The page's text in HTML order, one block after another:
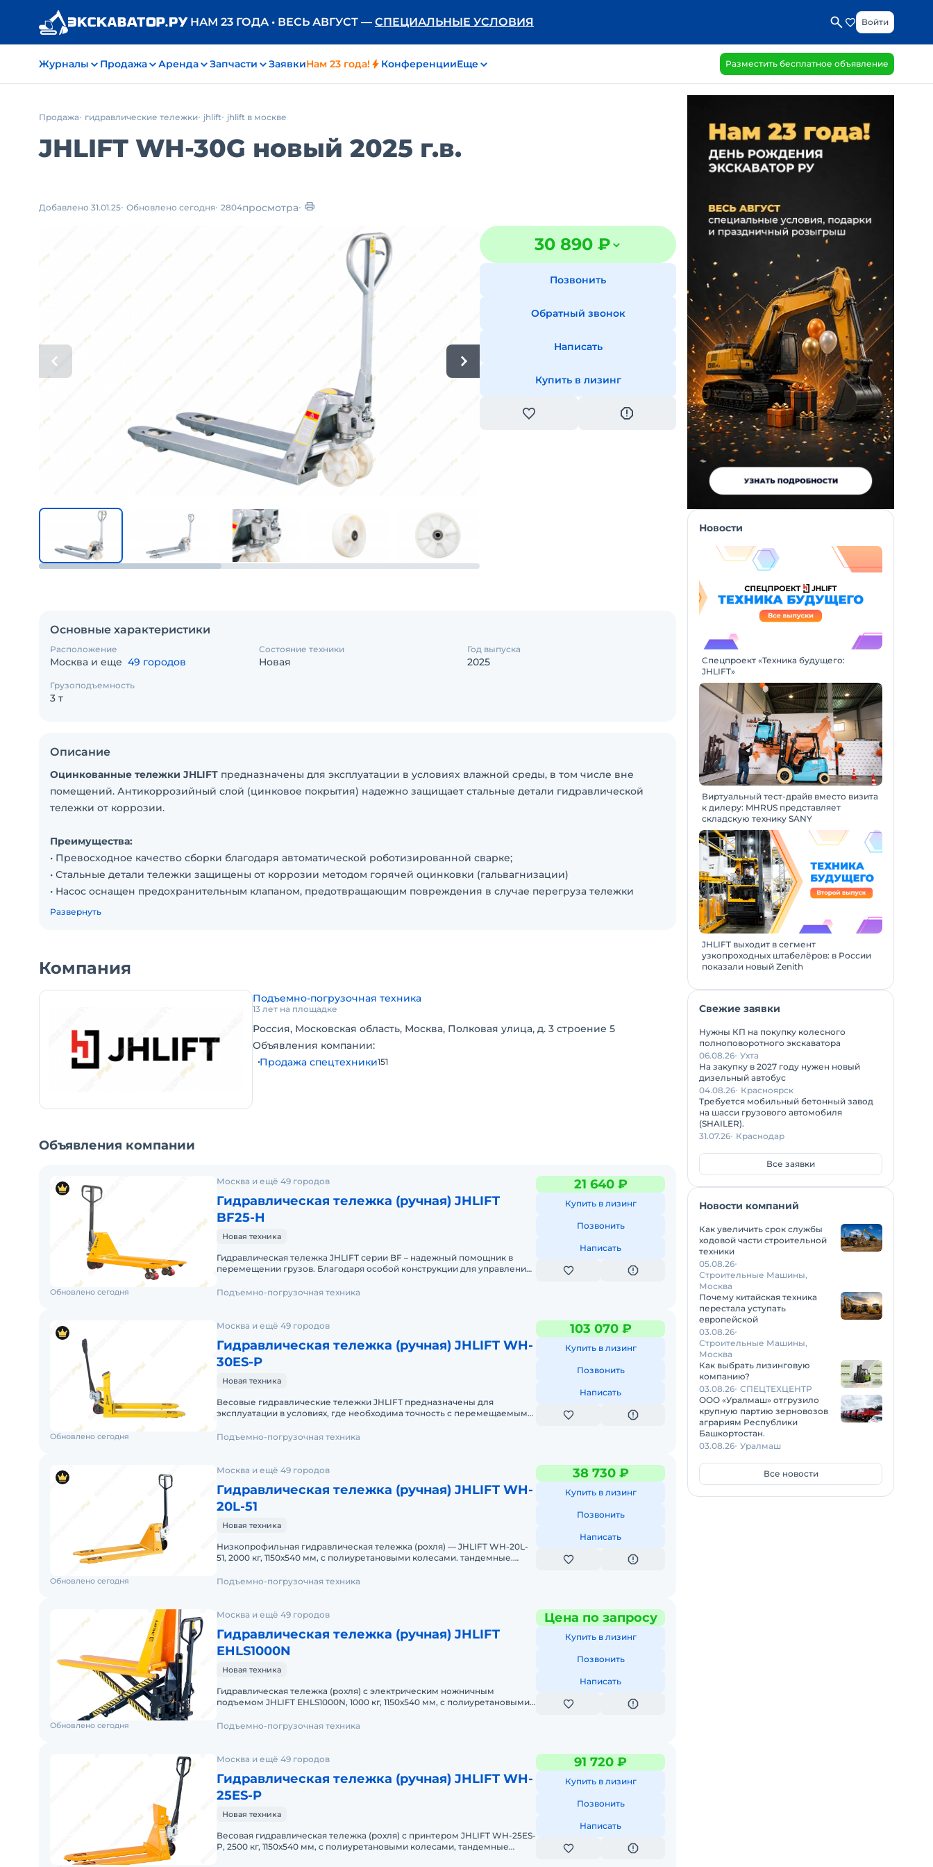
НАМ 23 ГОДА • ВЕСЬ АВГУСТ — СПЕЦИАЛЬНЫЕ УСЛОВИЯ Войти
Журналы Продажа Аренда Запчасти ЗаявкиНам 23 года! КонференцииЕще Разместить бесплатное объявление
Продажа гидравлические тележки jhlift jhlift в москве
JHLIFT WH-30G новый 2025 г.в.
Добавлено 31.01.25 Обновлено сегодня 2804просмотра
30 890 ₽
Позвонить
Обратный звонок
Написать
Купить в лизинг
Основные характеристики
Расположение
Москва и еще 49 городов
Состояние техники
Новая
Год выпуска
2025
Грузоподъемность
3 т
Описание
Оцинкованные тележки JHLIFT предназначены для эксплуатации в условиях влажной среды, в том числе вне
помещений. Антикоррозийный слой (цинковое покрытия) надежно защищает стальные детали гидравлической
тележки от коррозии.
Преимущества:
• Превосходное качество сборки благодаря автоматической роботизированной сварке;
• Стальные детали тележки защищены от коррозии методом горячей оцинковки (гальвагнизации)
• Насос оснащен предохранительным клапаном, предотвращающим повреждения в случае перегруза тележки
• Гидравлический насос выполнен в виде единого литого блока, что значительно повышает его надежность
• Грузоподъемность (кг) — 3000
• Длина общая (мм) — 1520
• Область подъема (мм) — 75-190
• Ширина общая (мм) — 540
• Вес (кг) — 72
• Ширина рулевого колеса (мм) — 50
• Диаметр вилочных роликов (мм) — 70
• Материал рулевого колеса — нейлон
• Материал вилочных роликов — нейлон
• Материал тележки — сталь
• Гарантия — 1 год
• Бренд — JHLIFT
• Страна бренда — Россия
Развернуть
Компания
Подъемно-погрузочная техника
13 лет на площадке
Россия, Московская область, Москва, Полковая улица, д. 3 строение 5
Объявления компании:
Продажа спецтехники151
Объявления компании
Москва и ещё 49 городов
Гидравлическая тележка (ручная) JHLIFT
BF25-H
Новая техника
Гидравлическая тележка JHLIFT серии BF – надежный помощник в
перемещении грузов. Благодаря особой конструкции для управления
21 640 ₽
Купить в лизинг
Позвонить
Написать
Обновлено сегодня Подъемно-погрузочная техника
Москва и ещё 49 городов
Гидравлическая тележка (ручная) JHLIFT WH-
30ES-P
Новая техника
Весовые гидравлические тележки JHLIFT предназначены для
эксплуатации в условиях, где необходима точность с перемещаемым
103 070 ₽
Купить в лизинг
Позвонить
Написать
Обновлено сегодня Подъемно-погрузочная техника
Москва и ещё 49 городов
Гидравлическая тележка (ручная) JHLIFT WH-
20L-51
Новая техника
Низкопрофильная гидравлическая тележка (рохля) — JHLIFT WH-20L-
51, 2000 кг, 1150х540 мм, с полиуретановыми колесами. тандемные.
38 730 ₽
Купить в лизинг
Позвонить
Написать
Обновлено сегодня Подъемно-погрузочная техника
Москва и ещё 49 городов
Гидравлическая тележка (ручная) JHLIFT
EHLS1000N
Новая техника
Гидравлическая тележка (рохля) с электрическим ножничным
подъемом JHLIFT EHLS1000N, 1000 кг, 1150х540 мм, с полиуретановыми
Цена по запросу
Купить в лизинг
Позвонить
Написать
Обновлено сегодня Подъемно-погрузочная техника
Москва и ещё 49 городов
Гидравлическая тележка (ручная) JHLIFT WH-
25ES-P
Новая техника
Весовая гидравлическая тележка (рохля) с принтером JHLIFT WH-25ES-
P, 2500 кг, 1150х540 мм, с полиуретановыми колесами, тандемные
91 720 ₽
Купить в лизинг
Позвонить
Написать
Новости
Спецпроект «Техника будущего:
JHLIFT»
Виртуальный тест-драйв вместо визита
к дилеру: MHRUS представляет
складскую технику SANY
JHLIFT выходит в сегмент
узкопроходных штабелёров: в России
показали новый Zenith
Свежие заявки
Нужны КП на покупку колесного
полноповоротного экскаватора
06.08.26 Ухта
На закупку в 2027 году нужен новый
дизельный автобус
04.08.26 Красноярск
Требуется мобильный бетонный завод
на шасси грузового автомобиля
(SHAILER).
31.07.26 Краснодар
Все заявки
Новости компаний
Как увеличить срок службы
ходовой части строительной
техники
05.08.26
Строительные Машины,
Москва
Почему китайская техника
перестала уступать
европейской
03.08.26
Строительные Машины,
Москва
Как выбрать лизинговую
компанию?
03.08.26 СПЕЦТЕХЦЕНТР
ООО «Уралмаш» отгрузило
крупную партию зерновозов
аграриям Республики
Башкортостан.
03.08.26 Уралмаш
Все новости